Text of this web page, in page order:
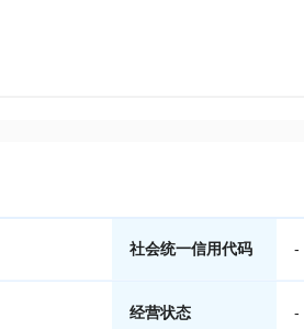
社会统一信用代码 -
经营状态 -